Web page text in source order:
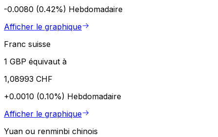
-0.0080 (0.42%) Hebdomadaire
Afficher le graphique
Franc suisse
1 GBP équivaut à
1,08993 CHF
+0.0010 (0.10%) Hebdomadaire
Afficher le graphique
Yuan ou renminbi chinois